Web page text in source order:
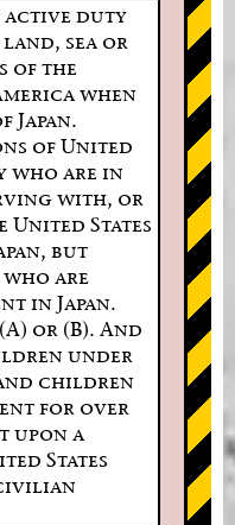
active duty
sea or
of the
when
of United
who are in
with, or
United States
but
are
in Japan.
or (B). And
under
children
for over
upon a
States